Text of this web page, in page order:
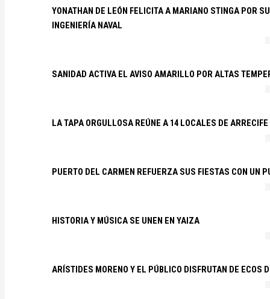
YONATHAN DE LEÓN FELICITA A MARIANO STINGA POR
INGENIERÍA NAVAL
SANIDAD ACTIVA EL AVISO AMARILLO POR ALTAS
LA TAPA ORGULLOSA REÚNE A 14 LOCALES DE ARRECIFE
PUERTO DEL CARMEN REFUERZA SUS FIESTAS CON UN
HISTORIA Y MÚSICA SE UNEN EN YAIZA
ARÍSTIDES MORENO Y EL PÚBLICO DISFRUTAN DE ECOS